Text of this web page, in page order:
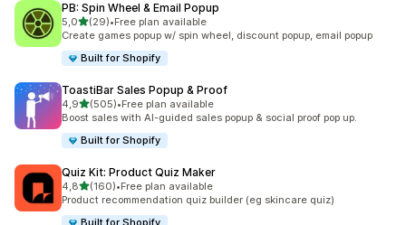
PB: Spin Wheel & Email Popup
5,0de 5 estrelas
(29)
29 total de avaliações
•Free plan available
Create games popup w/ spin wheel, discount popup, email popup
Built for Shopify
ToastiBar Sales Popup & Proof
4,9de 5 estrelas
(505)
505 total de avaliações
•Free plan available
Boost sales with AI-guided sales popup & social proof pop up.
Built for Shopify
Quiz Kit: Product Quiz Maker
4,8de 5 estrelas
(160)
160 total de avaliações
•Free plan available
Product recommendation quiz builder (eg skincare quiz)